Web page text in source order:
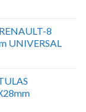
8
UNIVERSAL